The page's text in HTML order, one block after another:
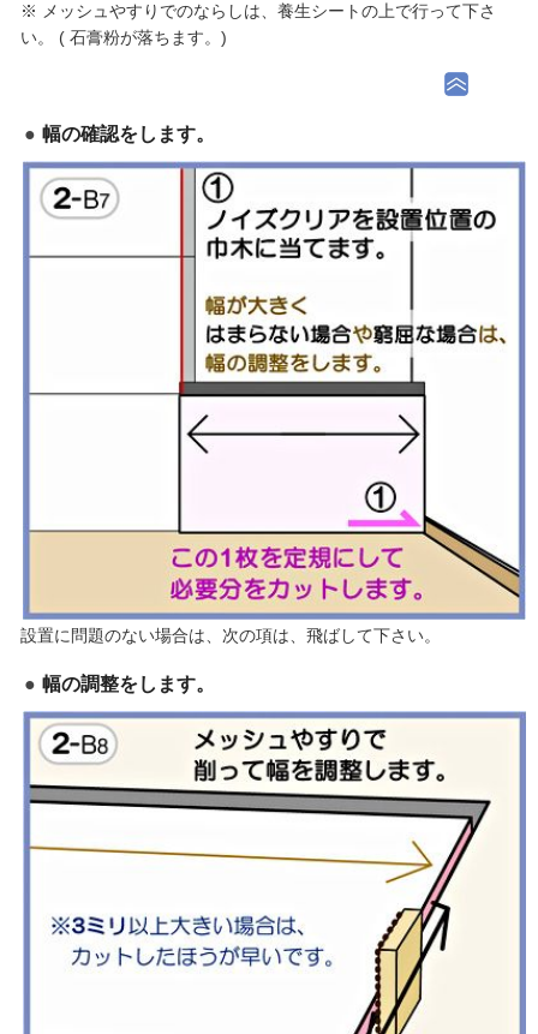
※ メッシュやすりでのならしは、養生シートの上で行って下さ
い。 ( 石膏粉が落ちます。)
幅の確認をします。
設置に問題のない場合は、次の項は、飛ばして下さい。
幅の調整をします。